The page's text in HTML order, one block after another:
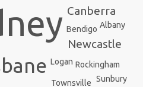
Canberra
Newcastle
Logan
Townsville
Rockingham
Bendigo
Sunbury
Albany